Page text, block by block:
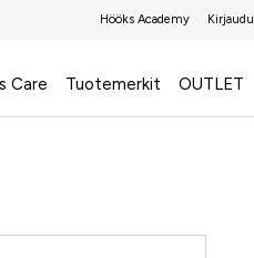
Hööks Academy Kirjaudu
Care Tuotemerkit OUTLET